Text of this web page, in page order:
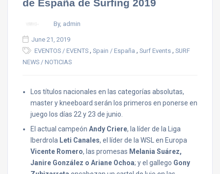
de España de Surfing 2019
By, admin
June 21, 2019
EVENTOS / EVENTS , Spain / España , Surf Events , SURF
NEWS / NOTICIAS
Los títulos nacionales en las categorías absolutas,
master y kneeboard serán los primeros en ponerse en
juego los días 22 y 23 de junio.
El actual campeón Andy Criere, la líder de la Liga
Iberdrola Leti Canales, el líder de la WSL en Europa
Vicente Romero, las promesas Melania Suárez,
Janire González o Ariane Ochoa; y el gallego Gony